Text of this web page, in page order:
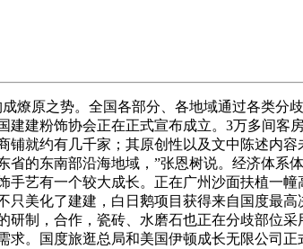
原之势。全国各部分、各地域通过各类分
建粉饰协会正在正式宣布成立。3万多间
就约有几千家；其原创性以及文中陈述内
的东南部沿海地域，”张恩树说。经济体
艺有一个较大成长。正在广州沙面扶植一
美化了建建，白日鹅项目获得来自国度最
制，合作，瓷砖、水磨石也正在分歧部位
。国度旅逛总局和美国伊顿成长无限公司